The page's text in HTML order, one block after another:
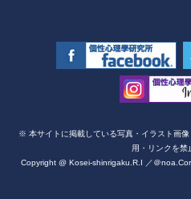
※ 本サイトに掲載している写真・イラスト画
用・リンクを禁
Copyright @ Kosei-shinrigaku.R.I ／＠